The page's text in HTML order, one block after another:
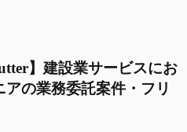
】建設業サービスにお
の業務委託案件・フリ